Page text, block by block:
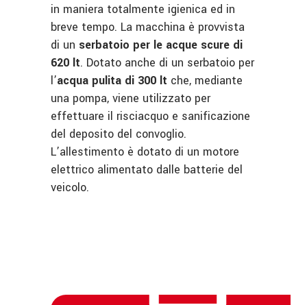
in maniera totalmente igienica ed in
breve tempo. La macchina è provvista
di un serbatoio per le acque scure di
620 lt. Dotato anche di un serbatoio per
l’acqua pulita di 300 lt che, mediante
una pompa, viene utilizzato per
effettuare il risciacquo e sanificazione
del deposito del convoglio.
L’allestimento è dotato di un motore
elettrico alimentato dalle batterie del
veicolo.